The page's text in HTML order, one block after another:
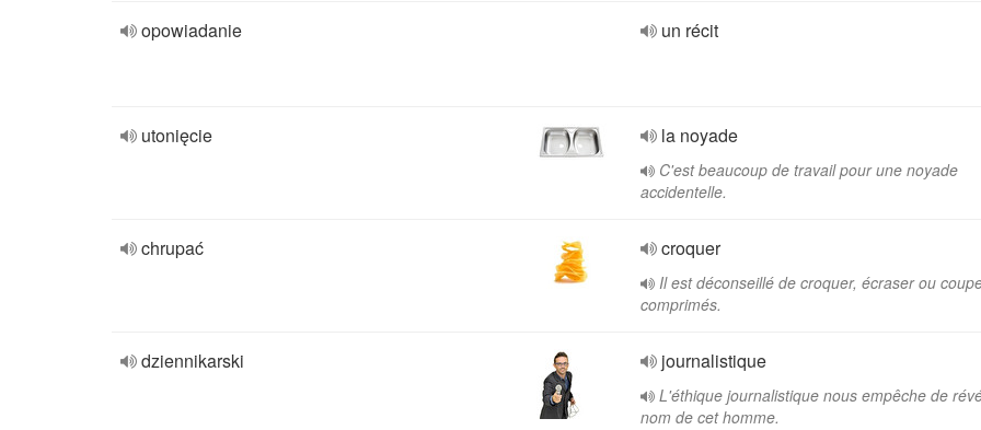
opowiadanie un récit
utonięcie la noyade
C'est beaucoup de travail pour une noyade
accidentelle.
chrupać croquer
Il est déconseillé de croquer, écraser ou
comprimés.
dziennikarski journalistique
L'éthique journalistique nous empêche de
nom de cet homme.